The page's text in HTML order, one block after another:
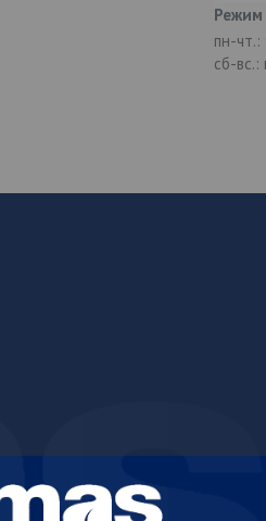
пн-чт.:
сб-